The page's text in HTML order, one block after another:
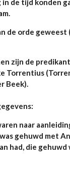
de orde geweest
zijn de
Torrentius
Beek).
naar
gehuwd met
had, die gehuwd